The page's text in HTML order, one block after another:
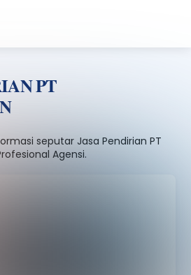
PT
seputar Jasa Pendirian PT
Agensi.